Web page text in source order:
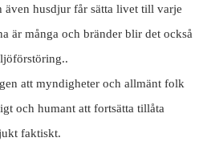
även husdjur får sätta livet till varje
är många och bränder blir det också
att myndigheter och allmänt folk
och humant att fortsätta tillåta
faktiskt.